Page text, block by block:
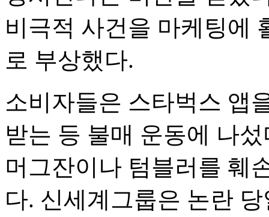
비극적 사건을 마케팅에
로 부상했다.
소비자들은 스타벅스 앱
받는 등 불매 운동에 나
머그잔이나 텀블러를 훼
다. 신세계그룹은 논란